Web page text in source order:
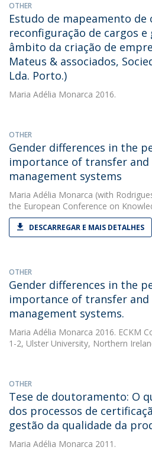
OTHER
Estudo de mapeamento de
reconfiguração de cargos
âmbito da criação de
Mateus & associados,
Lda. Porto.)
Maria Adélia Monarca 2016.
OTHER
Gender differences in the
importance of transfer and
management systems
Maria Adélia Monarca (with
the European Conference on
DESCARREGAR E MAIS DETALHES
OTHER
Gender differences in the
importance of transfer and
management systems.
Maria Adélia Monarca 2016. ECKM
1-2, Ulster University, Northern
OTHER
Tese de doutoramento: O
dos processos de
gestão da qualidade da
Maria Adélia Monarca 2011.